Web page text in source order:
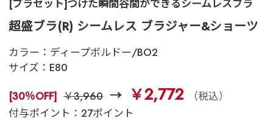
[ブラセット]つけた瞬間谷間ができるシームレスブラ
超盛ブラ(R) シームレス ブラジャー&ショーツ
カラー： ディープボルドー/BO2
サイズ： E80
[30％OFF] ￥3,960 ￥2,772
（税込）
付与ポイント：27ポイント